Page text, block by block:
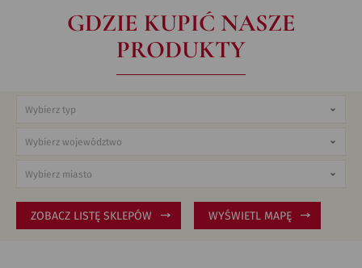
GDZIE KUPIĆ NASZE
PRODUKTY
ZOBACZ LISTĘ SKLEPÓW WYŚWIETL MAPĘ